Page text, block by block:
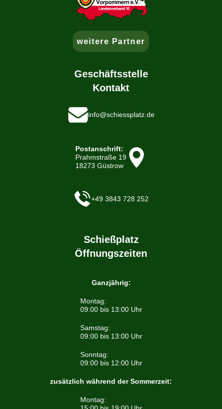
weitere Partner
Geschäftsstelle
Kontakt
info@schiessplatz.de
Postanschrift:
Prahmstraße 19
18273 Güstrow
+49 3843 728 252
Schießplatz
Öffnungszeiten
Ganzjährig:
Montag:
09:00 bis 13:00 Uhr
Samstag:
09:00 bis 13:00 Uhr
Sonntag:
09:00 bis 12:00 Uhr
zusätzlich während der Sommerzeit:
Montag: